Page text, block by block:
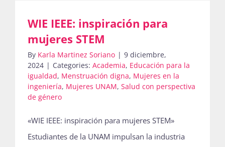
Actividades
La Boletina
Blog
WIE IEEE: inspiración para
mujeres STEM
By Karla Martinez Soriano | 9 diciembre,
2024 | Categories: Academia, Educación para la
igualdad, Menstruación digna, Mujeres en la
ingeniería, Mujeres UNAM, Salud con perspectiva
de género
«WIE IEEE: inspiración para mujeres STEM»
Estudiantes de la UNAM impulsan la industria